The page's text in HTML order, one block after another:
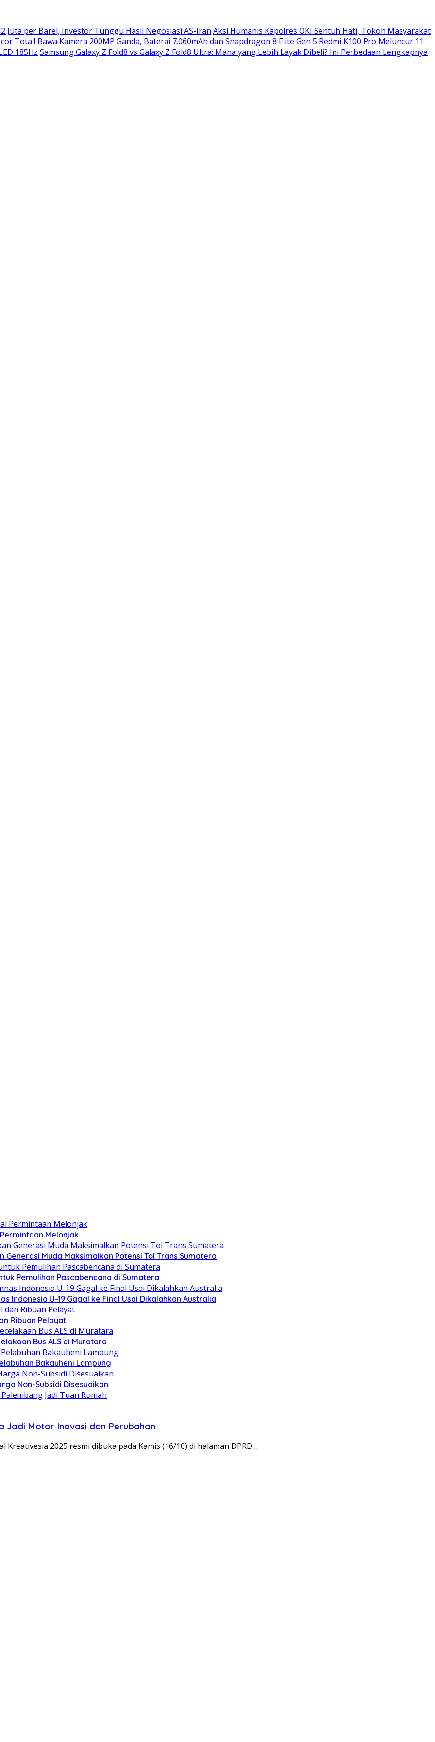
Juta per Barel, Investor Tunggu Hasil Negosiasi AS-Iran Aksi Humanis Kapolres OKI Sentuh Hati, Tokoh Masyarakat
Total! Bawa Kamera 200MP Ganda, Baterai 7.060mAh dan Snapdragon 8 Elite Gen 5 Redmi K100 Pro Meluncur 11
185Hz Samsung Galaxy Z Fold8 vs Galaxy Z Fold8 Ultra: Mana yang Lebih Layak Dibeli? Ini Perbedaan Lengkapnya
Melonjak
Generasi Muda Maksimalkan Potensi Tol Trans Sumatera
Pemulihan Pascabencana di Sumatera
Indonesia U-19 Gagal ke Final Usai Dikalahkan Australia
Ribuan Pelayat
Bus ALS di Muratara
Bakauheni Lampung
Non-Subsidi Disesuaikan
Jadi Motor Inovasi dan Perubahan
Kreativesia 2025 resmi dibuka pada Kamis (16/10) di halaman DPRD…